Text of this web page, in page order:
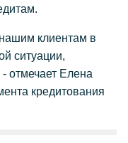
клиентам в
ситуации,
отмечает Елена
кредитования